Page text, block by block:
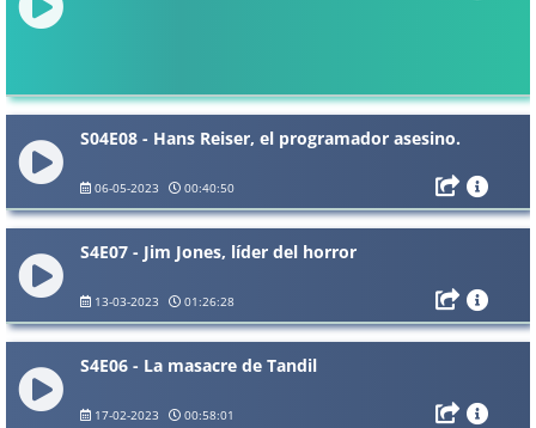
S04E08 - Hans Reiser, el programador asesino.
06-05-2023 00:40:50
S4E07 - Jim Jones, líder del horror
13-03-2023 01:26:28
S4E06 - La masacre de Tandil
17-02-2023 00:58:01